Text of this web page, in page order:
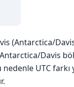
(Antarctica/
Davis
UTC farkı